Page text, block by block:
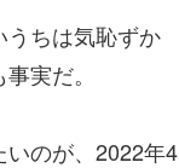
ちは気恥ずか
実だ。
のが、2022年4